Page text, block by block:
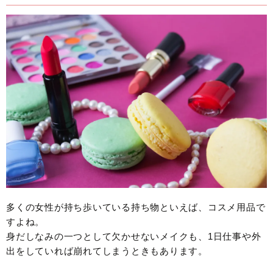
多くの女性が持ち歩いている持ち物といえば、コスメ用品で
すよね。
身だしなみの一つとして欠かせないメイクも、1日仕事や外
出をしていれば崩れてしまうときもあります。